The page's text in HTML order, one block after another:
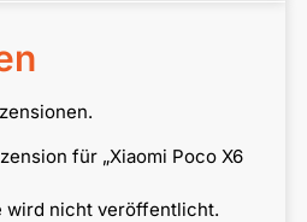
für „Xiaomi Poco X6
wird nicht veröffentlicht.